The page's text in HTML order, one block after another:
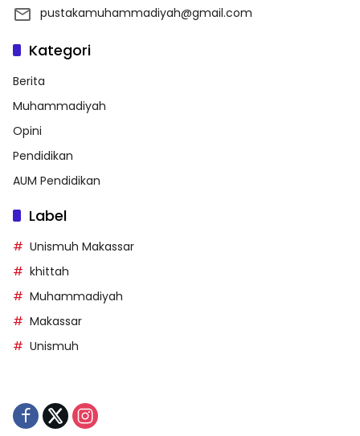
pustakamuhammadiyah@gmail.com
Kategori
Berita
Muhammadiyah
Opini
Pendidikan
AUM Pendidikan
Label
Unismuh Makassar
khittah
Muhammadiyah
Makassar
Unismuh